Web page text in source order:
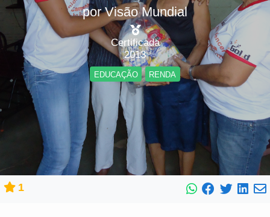
porVisão Mundial
Certificada
2013
EDUCAÇÃO RENDA
1